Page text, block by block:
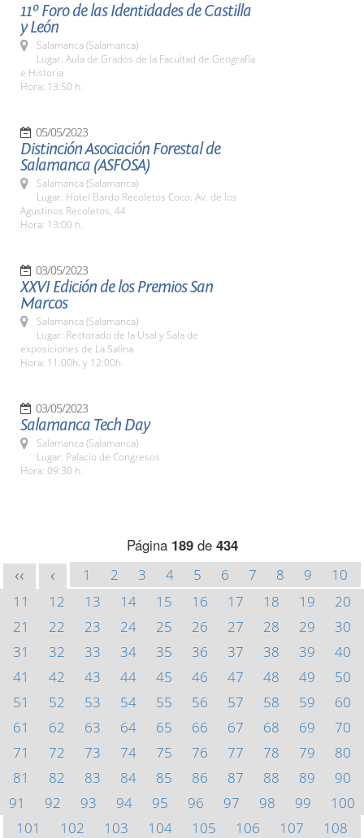
11º Foro de las Identidades de Castilla
y León
Salamanca (Salamanca)
Lugar: Aula de Grados de la Facultad de Geografía
e Historia
Hora: 13:50 h.
05/05/2023
Distinción Asociación Forestal de
Salamanca (ASFOSA)
Salamanca (Salamanca)
Lugar: Hotel Bardo Recoletos Coco. Av. de los
Agustinos Recoletos, 44
Hora: 13:00 h.
03/05/2023
XXVI Edición de los Premios San
Marcos
Salamanca (Salamanca)
Lugar: Rectorado de la Usal y Sala de
exposiciones de La Salina
Hora: 11:00h. y 12:00h.
03/05/2023
Salamanca Tech Day
Salamanca (Salamanca)
Lugar: Palacio de Congresos
Hora: 09:30 h.
Página 189de 434
<< < 1 2 3 4 5 6 7 8 9
10
11
12 13 14 15 16 17 18 19
20
21
22 23 24 25 26 27 28 29
30
31
32 33 34 35 36 37 38 39
40
41
42 43 44 45 46 47 48 49
50
51
52 53 54 55 56 57 58 59
60
61
62 63 64 65 66 67 68 69
70
71
72 73 74 75 76 77 78 79
80
81
82 83 84 85 86 87 88 89
90
91
92 93 94 95 96 97 98 99
100
101
102 103 104 105 106 107
108